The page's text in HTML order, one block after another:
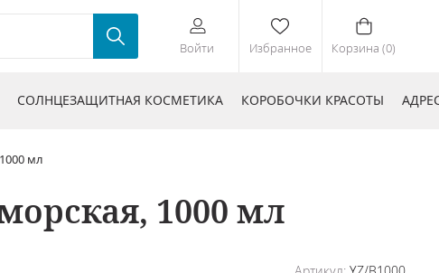
Войти Избранное Корзина (0)
СОЛНЦЕЗАЩИТНАЯ КОСМЕТИКА КОРОБОЧКИ КРАСОТЫ
мл
1000 мл